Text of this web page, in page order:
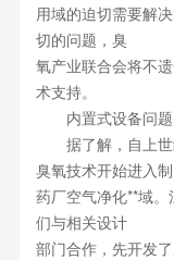
用域的迫切需要解
切的问题，臭
氧产业联合会将不
术支持。
内置式设备问题
据了解，自上世
臭氧技术开始进入制
药厂空气净化**域
们与相关设计
部门合作，先开发